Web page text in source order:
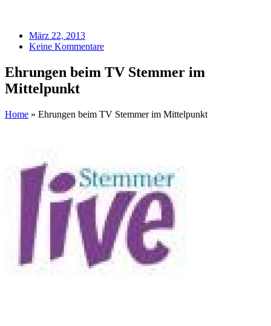
März 22, 2013
Keine Kommentare
Ehrungen beim TV Stemmer im
Mittelpunkt
Home » Ehrungen beim TV Stemmer im Mittelpunkt